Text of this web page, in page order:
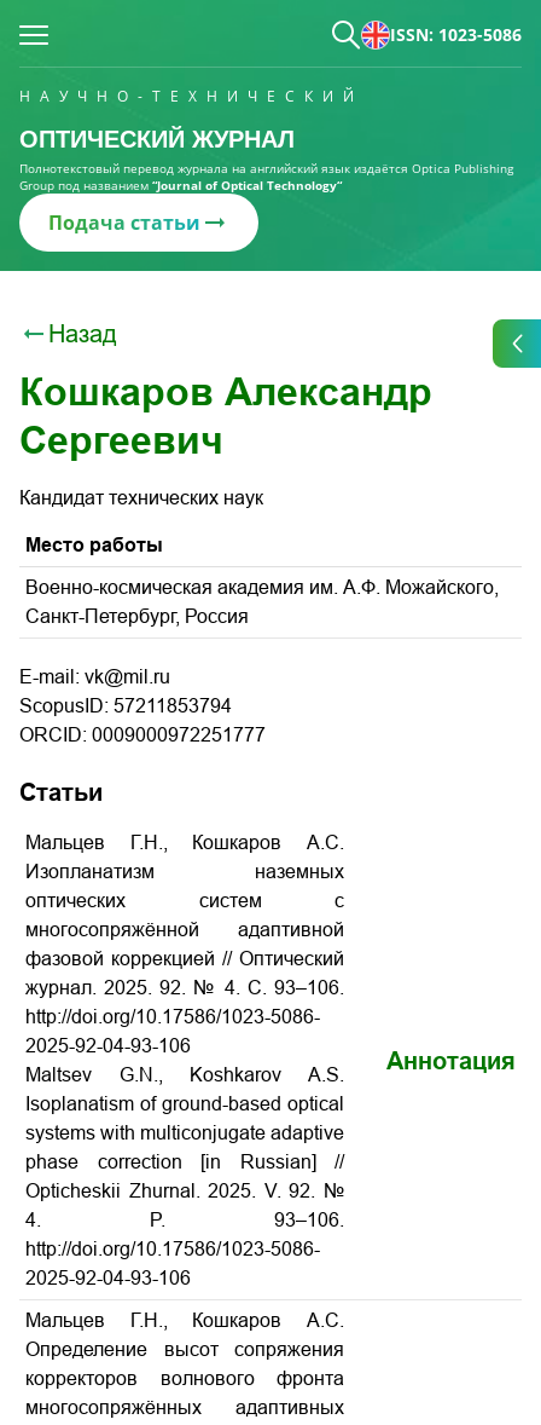
ISSN: 1023-5086
НАУЧНО-ТЕХНИЧЕСКИЙ
ОПТИЧЕСКИЙ ЖУРНАЛ
Полнотекстовый перевод журнала на английский язык издаётся Optica Publishing
Group под названием “Journal of Optical Technology“
Подача статьи
Назад
Кошкаров Александр
Сергеевич
Кандидат технических наук
Место работы
Военно-космическая академия им. А.Ф. Можайского,
Санкт-Петербург, Россия
E-mail: vk@mil.ru
ScopusID: 57211853794
ORCID: 0009000972251777
Статьи
Мальцев Г.Н., Кошкаров А.С.
Изопланатизм наземных
оптических систем с
многосопряжённой адаптивной
фазовой коррекцией // Оптический
журнал. 2025. 92. № 4. С. 93–106.
http://doi.org/10.17586/1023-5086-
2025-92-04-93-106
Maltsev G.N., Koshkarov A.S.
Isoplanatism of ground-based optical
systems with multiconjugate adaptive
phase correction [in Russian] //
Opticheskii Zhurnal. 2025. V. 92. №
4. P. 93–106.
http://doi.org/10.17586/1023-5086-
2025-92-04-93-106
Аннотация
Мальцев Г.Н., Кошкаров А.С.
Определение высот сопряжения
корректоров волнового фронта
многосопряжённых адаптивных